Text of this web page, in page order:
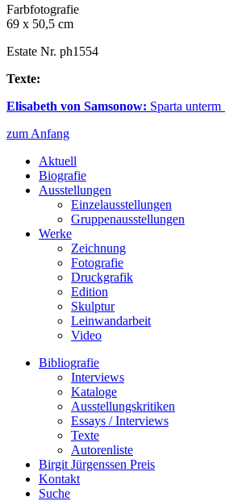
Farbfotografie
69 x 50,5 cm
Estate Nr. ph1554
Texte:
Elisabeth von Samsonow: Sparta
zum Anfang
Aktuell
Biografie
Ausstellungen
Einzelausstellungen
Gruppenausstellungen
Werke
Zeichnung
Fotografie
Druckgrafik
Edition
Skulptur
Leinwandarbeit
Video
Bibliografie
Interviews
Kataloge
Ausstellungskritiken
Essays / Interviews
Texte
Autorenliste
Birgit Jürgenssen Preis
Kontakt
Suche